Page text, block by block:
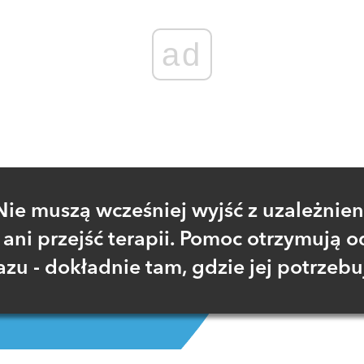
ad
muszą wcześniej wyjść z
ani przejść terapii. Pomoc otrzymują
- dokładnie tam, gdzie jej